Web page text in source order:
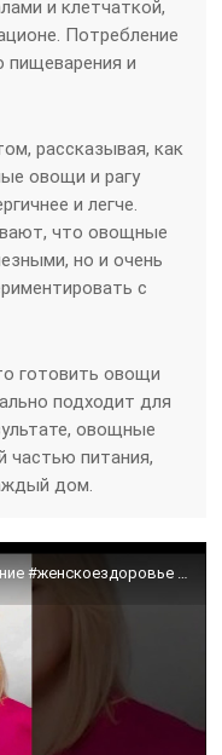
и клетчаткой,
Потребление
пищеварения и
рассказывая, как
овощи и рагу
и легче.
что овощные
но и очень
с
готовить овощи
подходит для
овощные
частью питания,
дом.